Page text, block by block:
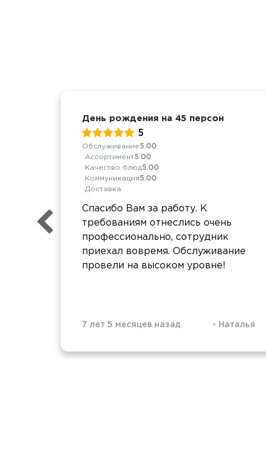
День рождения на 45 персон
5
Обслуживание5.00
Ассортимент5.00
Качество блюд5.00
Коммуникация5.00
Доставка
Спасибо Вам за работу. К
требованиям отнеслись очень
профессионально, сотрудник
приехал вовремя. Обслуживание
провели на высоком уровне!
7 лет 5 месяцев назад - Наталья